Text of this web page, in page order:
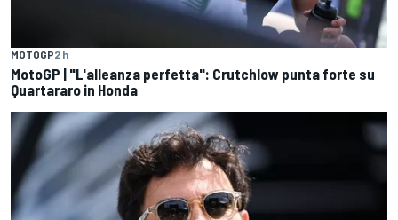
MOTOGP2 h
MotoGP | "L'alleanza perfetta": Crutchlow punta forte su
Quartararo in Honda